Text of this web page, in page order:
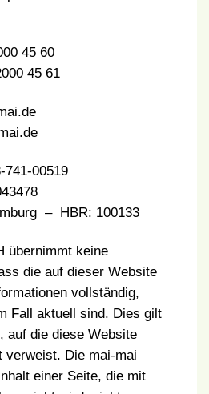
45 60
45 61
741-00519
– HBR: 100133
übernimmt keine
die auf dieser Website
vollständig,
Fall aktuell sind. Dies gilt
auf die diese Website
verweist. Die mai-mai
einer Seite, die mit